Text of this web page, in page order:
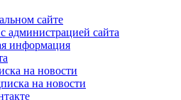
сайте
администрацией сайта
информация
на новости
на новости